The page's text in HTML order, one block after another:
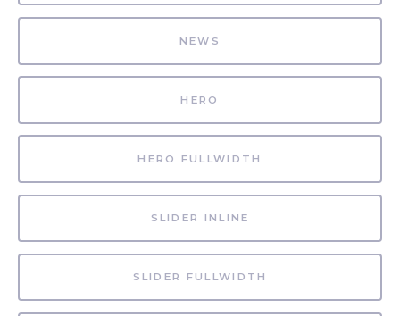
NEWS
HERO
HERO FULLWIDTH
SLIDER INLINE
SLIDER FULLWIDTH